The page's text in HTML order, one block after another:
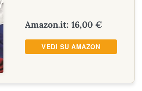
Amazon.it: 16,00 €
VEDI SU AMAZON